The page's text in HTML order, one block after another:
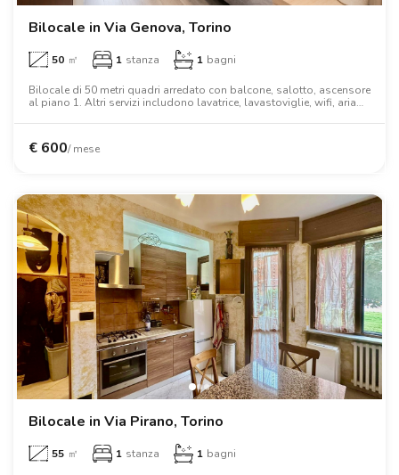
Bilocale in Via Genova, Torino
50 ㎡ 1 stanza 1 bagni
Bilocale di 50 metri quadri arredato con balcone, salotto, ascensore
al piano 1. Altri servizi includono lavatrice, lavastoviglie, wifi, aria
armadio.
€ 600/ mese
Bilocale in Via Pirano, Torino
55 ㎡ 1 stanza 1 bagni